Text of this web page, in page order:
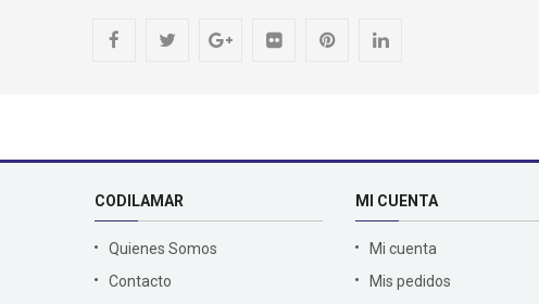
CODILAMAR
Quienes Somos
Contacto
MI CUENTA
Mi cuenta
Mis pedidos